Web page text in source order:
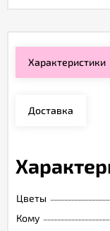
Характеристики
Доставка
Цветы
Кому